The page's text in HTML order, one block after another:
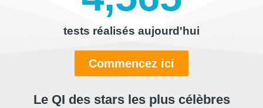
tests réalisés aujourd'hui
Commencez ici
Le QI des stars les plus célèbres